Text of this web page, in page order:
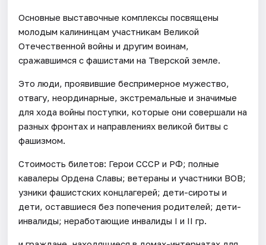
Основные выставочные комплексы посвящены
молодым калининцам участникам Великой
Отечественной войны и другим воинам,
сражавшимся с фашистами на Тверской земле.
Это люди, проявившие беспримерное мужество,
отвагу, неординарные, экстремальные и значимые
для хода войны поступки, которые они совершали на
разных фронтах и направлениях великой битвы с
фашизмом.
Стоимость билетов: Герои СССР и РФ; полные
кавалеры Ордена Славы; ветераны и участники ВОВ;
узники фашистских концлагерей; дети-сироты и
дети, оставшиеся без попечения родителей; дети-
инвалиды; неработающие инвалиды I и II гр.